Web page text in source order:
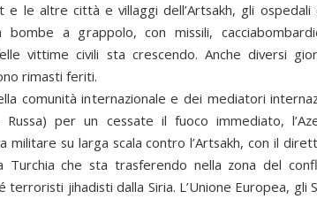
e le altre città e villaggi dell’Artsakh, gli ospedali
bombe a grappolo, con missili,
vittime civili sta crescendo. Anche diversi
rimasti feriti.
comunità internazionale e dei mediatori
Russa) per un cessate il fuoco immediato,
militare su larga scala contro l’Artsakh, con il
Turchia che sta trasferendo nella zona del
jihadisti dalla Siria. L’Unione Europea, gli